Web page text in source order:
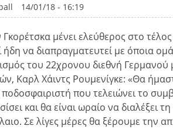
14/01/18 - 16:19
μένει ελεύθερος στο
ήδη να διαπραγματευτεί με όποια
του 22χρονου διεθνή Γερμανού
Καρλ Χάιντς Ρουμενίγκε: «Θα
ποδοσφαιριστή που τελειώνει το
και θα είναι ωραίο να
Σε λίγες μέρες θα ξέρουμε την